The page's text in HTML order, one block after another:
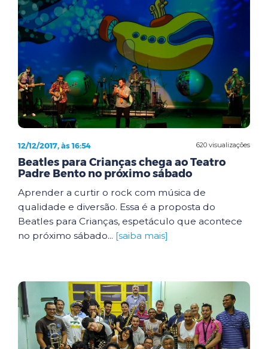
620 visualizações
12/12/2017, às 16:54
Beatles para Crianças chega ao Teatro
Padre Bento no próximo sábado
Aprender a curtir o rock com música de
qualidade e diversão. Essa é a proposta do
Beatles para Crianças, espetáculo que acontece
no próximo sábado... [saiba mais]